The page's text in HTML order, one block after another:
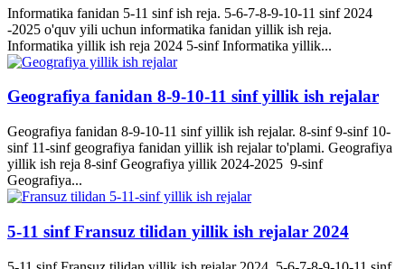
Informatika fanidan 5-11 sinf ish reja. 5-6-7-8-9-10-11 sinf 2024
-2025 o'quv yili uchun informatika fanidan yillik ish reja.
Informatika yillik ish reja 2024 5-sinf Informatika yillik...
Geografiya fanidan 8-9-10-11 sinf yillik ish rejalar
Geografiya fanidan 8-9-10-11 sinf yillik ish rejalar. 8-sinf 9-sinf 10-
sinf 11-sinf geografiya fanidan yillik ish rejalar to'plami. Geografiya
yillik ish reja 8-sinf Geografiya yillik 2024-2025 9-sinf
Geografiya...
5-11 sinf Fransuz tilidan yillik ish rejalar 2024